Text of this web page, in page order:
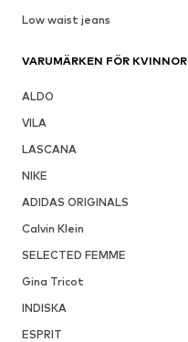
Low waist jeans
VARUMÄRKEN FÖR KVINNOR
ALDO
VILA
LASCANA
NIKE
ADIDAS ORIGINALS
Calvin Klein
SELECTED FEMME
Gina Tricot
INDISKA
ESPRIT